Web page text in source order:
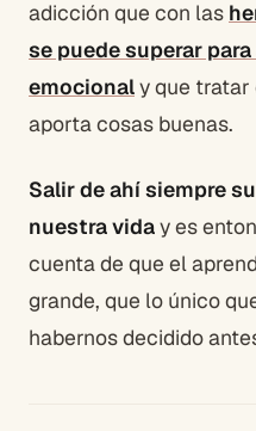
adicción que con las
se puede superar
emocionaly que tratar
aporta cosas buenas.
Salir de ahí siempre
nuestra viday es
cuenta de que el
grande, que lo único
habernos decidido